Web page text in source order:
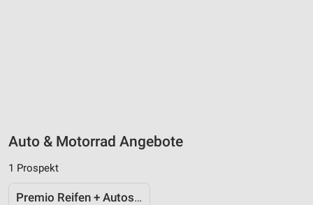
Auto & Motorrad Angebote
1 Prospekt
Premio Reifen + Autoservice